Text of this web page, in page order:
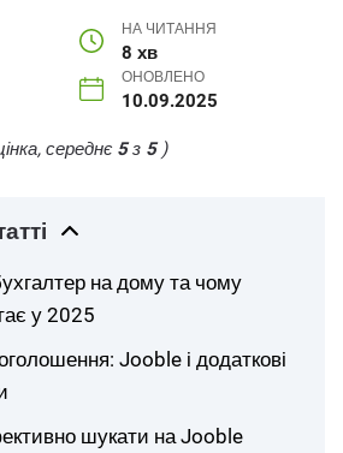
НА ЧИТАННЯ
8 хв
ОНОВЛЕНО
10.09.2025
середнє 5з 5)
на дому та чому
у 2025
Jooble і додаткові
шукати на Jooble